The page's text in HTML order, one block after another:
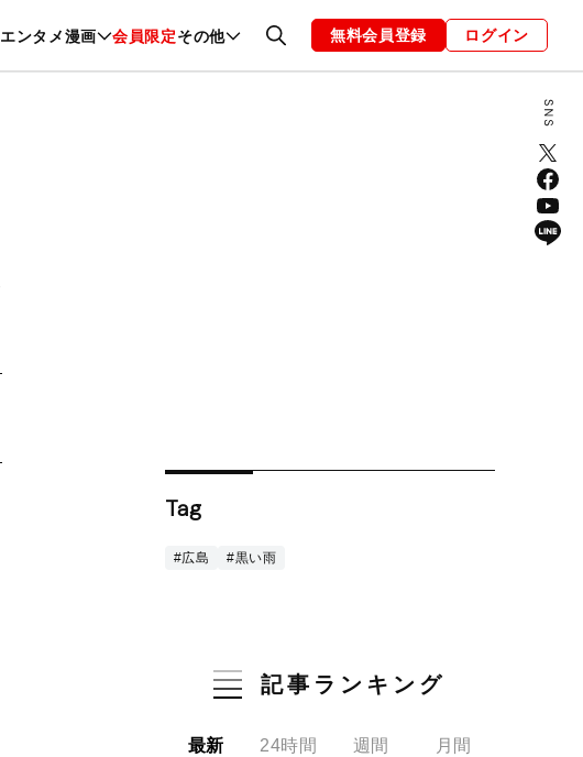
エンタメ漫画 会員限定その他
グルメ ファッション 恋愛・結婚 編集部 お知らせ
無料会員登録 ログイン
Tag
#広島 #黒い雨
記事ランキング
最新 24時間 週間 月間